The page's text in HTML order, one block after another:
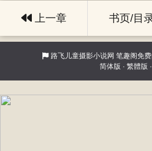
上一章 书页/目
路飞儿童摄影小说网 笔趣阁免
简体版 · 繁體版 ·